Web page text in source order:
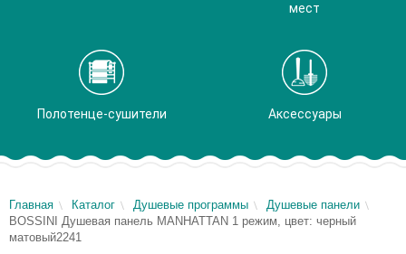
мест
Полотенце-сушители Аксессуары
Главная Каталог Душевые программы
Душевые панели
BOSSINI Душевая панель MANHATTAN 1 режим, цвет: черный
матовый2241